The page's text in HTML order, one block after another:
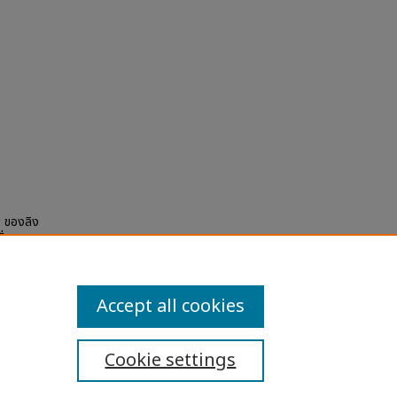
ของลิง
ง
Statement
Cookie settings
Accept all cookies